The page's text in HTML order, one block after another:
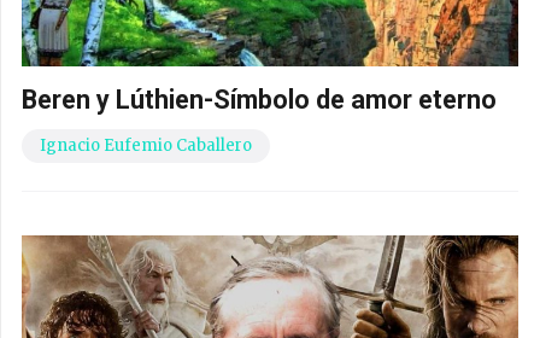
Beren y Lúthien-Símbolo de amor eterno
Ignacio Eufemio Caballero